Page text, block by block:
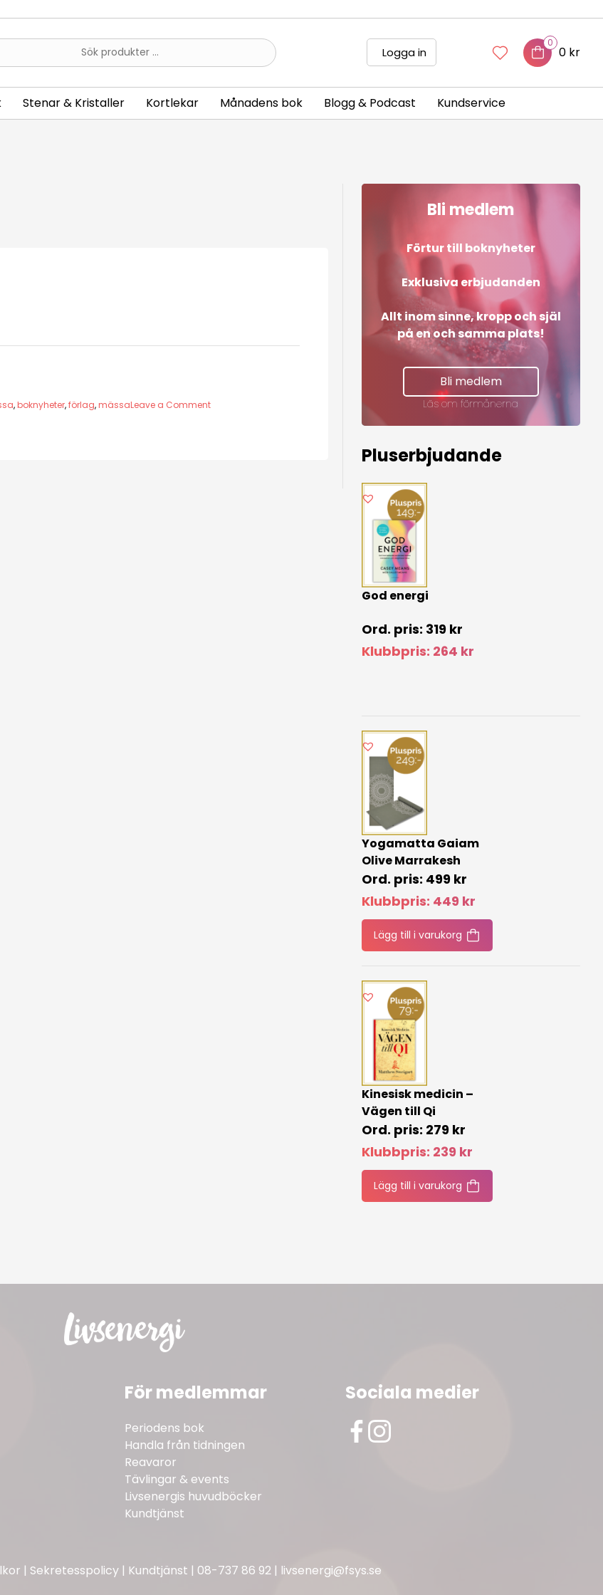
Logga in
0
0 kr
Stenar & Kristaller Kortlekar Månadens bok Blogg & Podcast Kundservice
,boknyheter,förlag,mässaLeave a Commenton
Bli medlem
Förtur till boknyheter
Exklusiva erbjudanden
Allt inom sinne, kropp och själ
på en och samma plats!
Bli medlem
Läs om förmånerna
Pluserbjudande
God energi
319 kr
Klubbpris: 264 kr
Yogamatta Gaiam
Olive Marrakesh
499 kr
Klubbpris: 449 kr
Lägg till i varukorg
Kinesisk medicin –
Vägen till Qi
279 kr
Klubbpris: 239 kr
Lägg till i varukorg
För medlemmar
Periodens bok
Handla från tidningen
Reavaror
Tävlingar & events
Livsenergis huvudböcker
Kundtjänst
Sociala medier
| Sekretesspolicy| Kundtjänst | 08-737 86 92| livsenergi@fsys.se